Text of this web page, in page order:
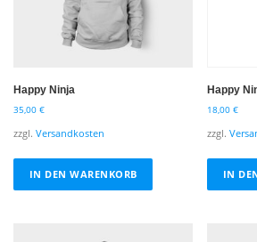
Happy Ninja
35,00 €
zzgl. Versandkosten
IN DEN WARENKORB
Happy
18,00€
zzgl.
IN